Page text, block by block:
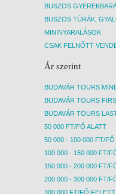
MININYARALÁSOK
Ár szerint
50 000 FT/FŐ ALATT
300 000 FT/FŐ FELETT